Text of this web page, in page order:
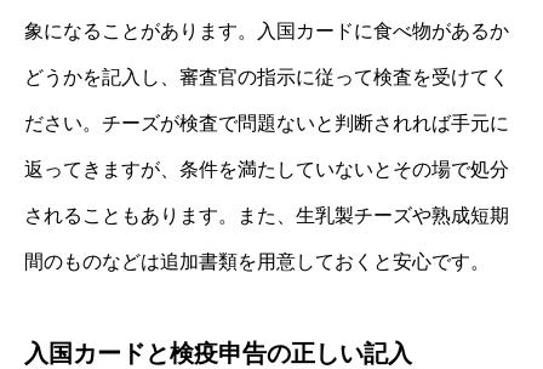
象になることがあります。入国カードに食べ物があるか
どうかを記入し、審査官の指示に従って検査を受けてく
ださい。チーズが検査で問題ないと判断されれば手元に
返ってきますが、条件を満たしていないとその場で処分
されることもあります。また、生乳製チーズや熟成短期
間のものなどは追加書類を用意しておくと安心です。
入国カードと検疫申告の正しい記入